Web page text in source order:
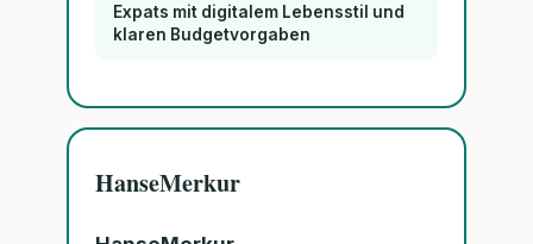
Expats mit digitalem Lebensstil und
klaren Budgetvorgaben
HanseMerkur